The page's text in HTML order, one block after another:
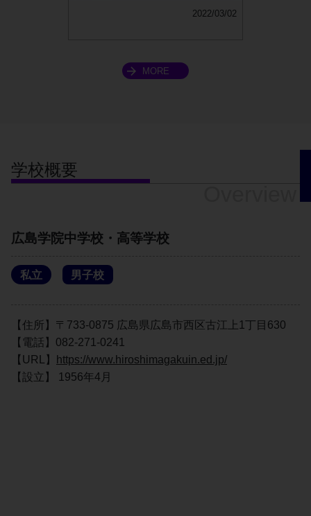
2022/03/02
MORE
学校概要
広島学院中学校・高等学校
私立 男子校
【住所】〒733-0875 広島県広島市西区古江上1丁目630
【電話】082-271-0241
【URL】
https://www.hiroshimagakuin.ed.jp/
【設立】 1956年4月